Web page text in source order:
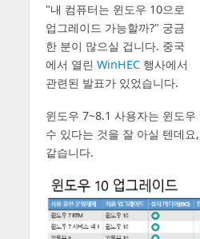
"내 컴퓨터는 윈도우 10으로
업그레이드 가능할까?" 궁금
한 분이 많으실 겁니다. 중국
에서 열린 WinHEC행사에서
관련된 발표가 있었습니다.
윈도우 7~8.1 사용자는 윈도
수 있다는 것을 잘 아실 텐데
같습니다.